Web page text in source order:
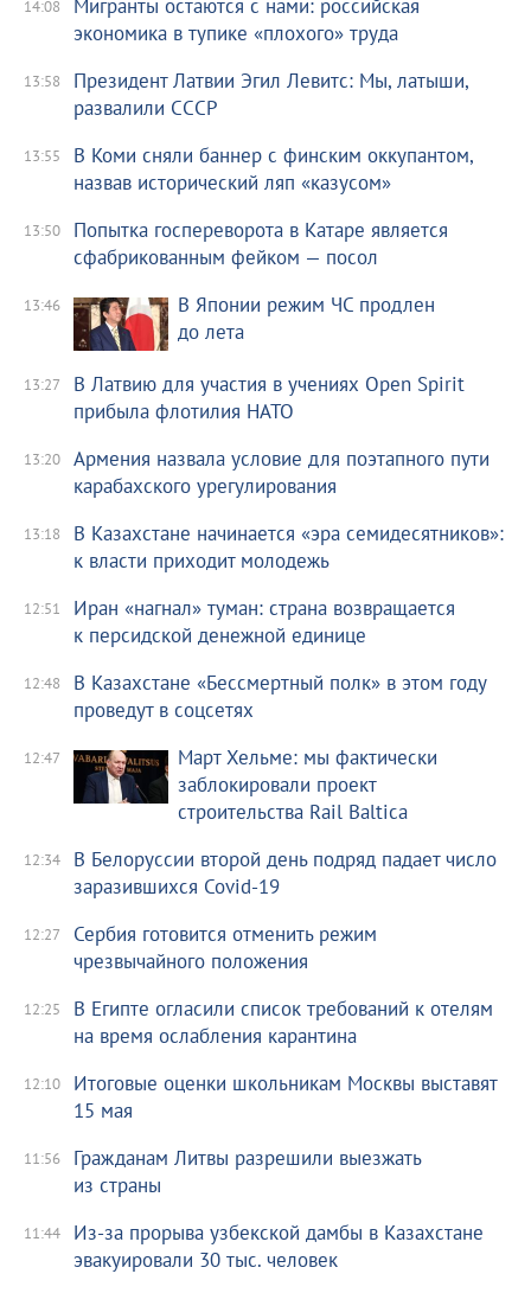
14:08
Мигранты остаются с нами: российская
экономика в тупике «плохого» труда
13:58
Президент Латвии Эгил Левитс: Мы, латыши,
развалили СССР
13:55
В Коми сняли баннер с финским оккупантом,
назвав исторический ляп «казусом»
13:50
Попытка госпереворота в Катаре является
сфабрикованным фейком — посол
13:46
В Японии режим ЧС продлен
до лета
13:27
В Латвию для участия в учениях Open Spirit
прибыла флотилия НАТО
13:20
Армения назвала условие для поэтапного пути
карабахского урегулирования
13:18
В Казахстане начинается «эра семидесятников»:
к власти приходит молодежь
12:51
Иран «нагнал» туман: страна возвращается
к персидской денежной единице
12:48
В Казахстане «Бессмертный полк» в этом году
проведут в соцсетях
12:47
Март Хельме: мы фактически
заблокировали проект
строительства Rail Baltica
12:34
В Белоруссии второй день подряд падает число
заразившихся Covid-19
12:27
Сербия готовится отменить режим
чрезвычайного положения
12:25
В Египте огласили список требований к отелям
на время ослабления карантина
12:10
Итоговые оценки школьникам Москвы выставят
15 мая
11:56
Гражданам Литвы разрешили выезжать
из страны
11:44
Из-за прорыва узбекской дамбы в Казахстане
эвакуировали 30 тыс. человек